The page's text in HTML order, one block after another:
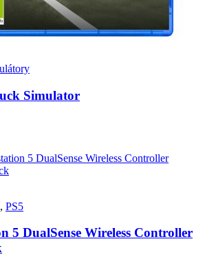
Simulator
, PS5
5 DualSense Wireless Controller